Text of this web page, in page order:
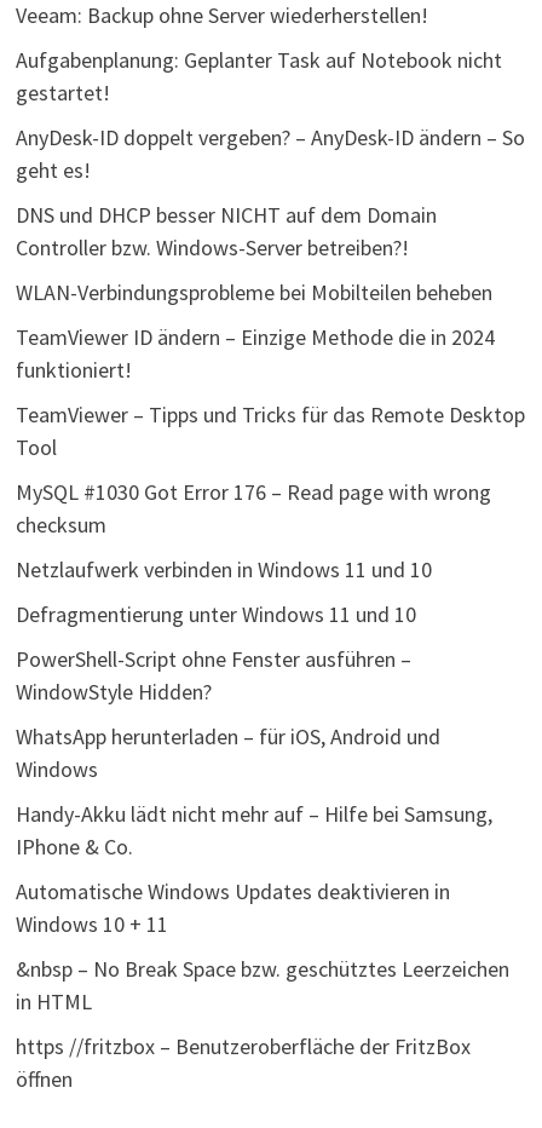
Veeam: Backup ohne Server wiederherstellen!
Aufgabenplanung: Geplanter Task auf Notebook nicht
gestartet!
AnyDesk-ID doppelt vergeben? – AnyDesk-ID ändern – So
geht es!
DNS und DHCP besser NICHT auf dem Domain
Controller bzw. Windows-Server betreiben?!
WLAN-Verbindungsprobleme bei Mobilteilen beheben
TeamViewer ID ändern – Einzige Methode die in 2024
funktioniert!
TeamViewer – Tipps und Tricks für das Remote Desktop
Tool
MySQL #1030 Got Error 176 – Read page with wrong
checksum
Netzlaufwerk verbinden in Windows 11 und 10
Defragmentierung unter Windows 11 und 10
PowerShell-Script ohne Fenster ausführen –
WindowStyle Hidden?
WhatsApp herunterladen – für iOS, Android und
Windows
Handy-Akku lädt nicht mehr auf – Hilfe bei Samsung,
IPhone & Co.
Automatische Windows Updates deaktivieren in
Windows 10 + 11
&nbsp – No Break Space bzw. geschütztes Leerzeichen
in HTML
https //fritzbox – Benutzeroberfläche der FritzBox
öffnen